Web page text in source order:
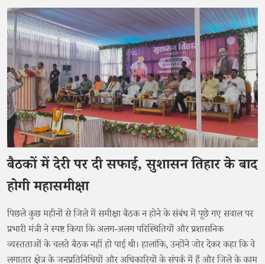
बैठकों में देरी पर दी सफाई, सुशासन तिहार के बाद
होगी महासमीक्षा
​पिछले कुछ महीनों से जिले में समीक्षा बैठक न होने के संबंध में पूछे गए सवाल पर
प्रभारी मंत्री ने स्पष्ट किया कि अलग-अलग परिस्थितियों और प्रशासनिक
व्यस्तताओं के चलते बैठक नहीं हो पाई थी। हालांकि, उन्होंने जोर देकर कहा कि वे